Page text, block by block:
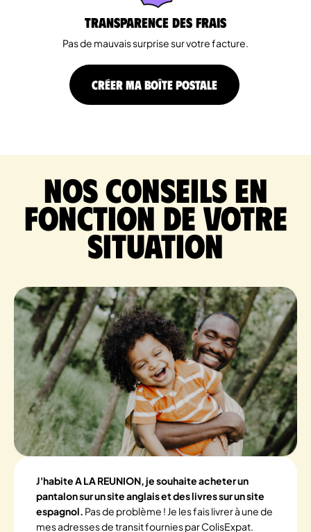
Transparence des Frais
Pas de mauvais surprise sur votre facture.
CRÉER MA BOÎTE POSTALE
Nos conseils en
fonction de votre
situation
J'habite A LA REUNION, je souhaite acheter un
pantalon sur un site anglais et des livres sur un site
espagnol. Pas de problème ! Je les fais livrer à une de
mes adresses de transit fournies par ColisExpat.